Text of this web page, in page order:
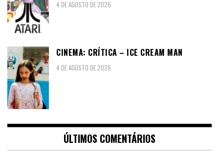
4 DE AGOSTO DE 2026
CINEMA: CRÍTICA – ICE CREAM MAN
4 DE AGOSTO DE 2026
ÚLTIMOS COMENTÁRIOS